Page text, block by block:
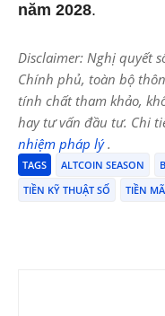
năm 2028.
Disclaimer: Nghị quyết
Chính phủ, toàn bộ
tính chất tham khảo,
hay tư vấn đầu tư. Chi
nhiệm pháp lý.
TAGS ALTCOIN SEASON
TIỀN KỸ THUẬT SỐ
TIỀN